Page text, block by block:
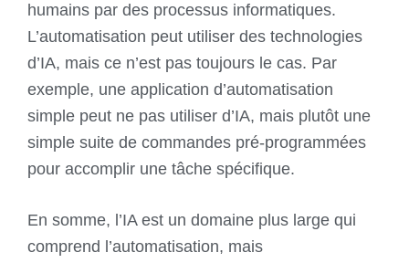
humains par des processus informatiques.
L’automatisation peut utiliser des technologies
d’IA, mais ce n’est pas toujours le cas. Par
exemple, une application d’automatisation
simple peut ne pas utiliser d’IA, mais plutôt une
simple suite de commandes pré-programmées
pour accomplir une tâche spécifique.
En somme, l’IA est un domaine plus large qui
comprend l’automatisation, mais